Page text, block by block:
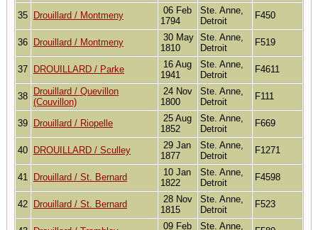
35 Drouillard / Montmeny
06 Feb
1794
Ste. Anne,
Detroit
F450
36 Drouillard / Montmeny
30 May
1810
Ste. Anne,
Detroit
F519
37 DROUILLARD / Parke
16 Aug
1941
Ste. Anne,
Detroit
F4611
38
Drouillard / Quevillon
(Couvillon)
24 Nov
1800
Ste. Anne,
Detroit
F111
39 Drouillard / Riopelle
25 Aug
1852
Ste. Anne,
Detroit
F669
40 DROUILLARD / Sculley
29 Jan
1877
Ste. Anne,
Detroit
F1271
41 Drouillard / St. Bernard
10 Jan
1822
Ste. Anne,
Detroit
F4598
42 Drouillard / St. Bernard
28 Nov
1815
Ste. Anne,
Detroit
F523
09 Feb
Ste. Anne,